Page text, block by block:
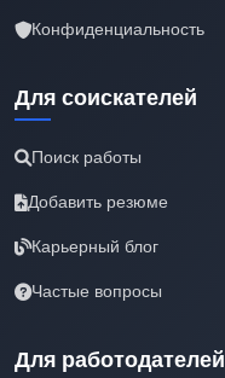
Конфиденциальность
Для соискателей
Поиск работы
Добавить резюме
Карьерный блог
Частые вопросы
Для работодателей